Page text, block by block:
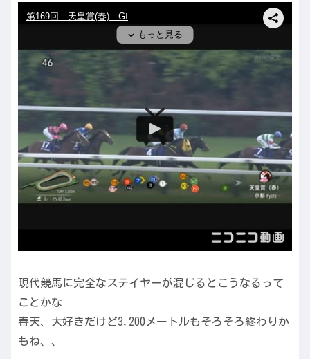
現代競馬に完全なステイヤーが混じるとこうなるって
ことかな
春天、大好きだけど3,200メートルもそろそろ終わりか
もね、、